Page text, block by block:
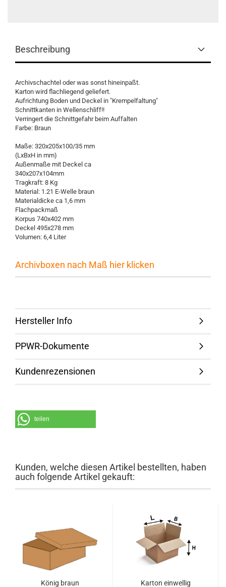
Beschreibung
Archivschachtel oder was sonst hineinpaßt.
Karton wird flachliegend geliefert.
Aufrichtung Boden und Deckel in "Krempelfaltung"
Schnittkanten in Wellenschliff!!
Verringert die Schnittgefahr beim Auffalten
Farbe: Braun
Maße: 320x205x100/35 mm
(LxBxH in mm)
Außenmaße mit Deckel ca
340x207x104mm
Tragkraft: 8 Kg
Material: 1.21 E-Welle braun
Materialdicke ca 1,6 mm
Flachpackmaß
Korpus 740x402 mm
Deckel 495x278 mm
Volumen: 6,4 Liter
Archivboxen nach Maß hier klicken
Hersteller Info
PPWR-Dokumente
Kundenrezensionen
teilen
Kunden, welche diesen Artikel bestellten, haben
auch folgende Artikel gekauft:
König braun Kar­ton ein­wel­lig